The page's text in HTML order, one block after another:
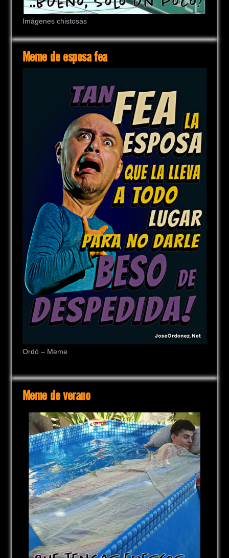
Imágenes chistosas
Meme de esposa fea
Ordó – Meme
Meme de verano